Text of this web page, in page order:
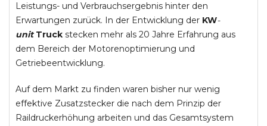
Leistungs- und Verbrauchsergebnis hinter den
Erwartungen zurück. In der Entwicklung der KW-
unit Truck stecken mehr als 20 Jahre Erfahrung aus
dem Bereich der Motorenoptimierung und
Getriebeentwicklung.
Auf dem Markt zu finden waren bisher nur wenig
effektive Zusatzstecker die nach dem Prinzip der
Raildruckerhöhung arbeiten und das Gesamtsystem